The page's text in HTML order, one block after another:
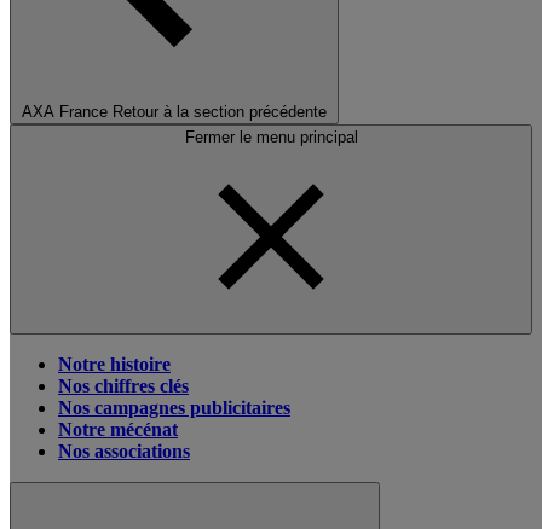
AXA France Retour à la section précédente
Fermer le menu principal
Notre histoire
Nos chiffres clés
Nos campagnes publicitaires
Notre mécénat
Nos associations